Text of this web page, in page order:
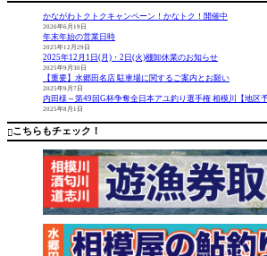
かながわトクトクキャンペーン！かなトク！開催中
2026年6月19日
年末年始の営業日時
2025年12月29日
2025年12月1日(月)・2日(火)棚卸休業のお知らせ
2025年9月30日
【重要】水郷田名店 駐車場に関するご案内とお願い
2025年9月7日
内田様～第49回G杯争奪全日本アユ釣り選手権 相模川【地区
2025年8月1日
こちらもチェック！
ギイカ20
時間】
【場所】
沖〜城ヶ
島沖〜剣
宿】 佐
島港 志
平丸【釣